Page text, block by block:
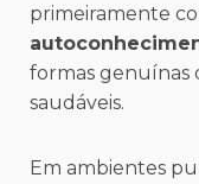
primeiramente
formas genuínas
saudáveis.
Em ambientes